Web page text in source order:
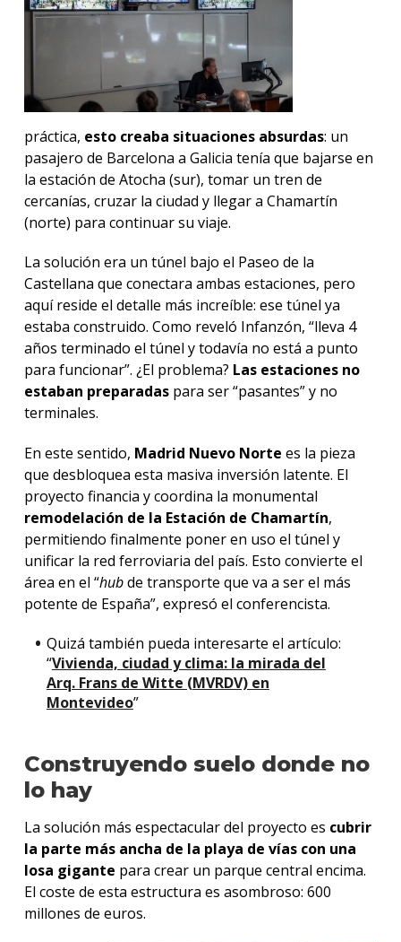
práctica, esto creaba situaciones absurdas: un
pasajero de Barcelona a Galicia tenía que bajarse en
la estación de Atocha (sur), tomar un tren de
cercanías, cruzar la ciudad y llegar a Chamartín
(norte) para continuar su viaje.
La solución era un túnel bajo el Paseo de la
Castellana que conectara ambas estaciones, pero
aquí reside el detalle más increíble: ese túnel ya
estaba construido. Como reveló Infanzón, “lleva 4
años terminado el túnel y todavía no está a punto
para funcionar”. ¿El problema? Las estaciones no
estaban preparadaspara ser “pasantes” y no
terminales.
En este sentido, Madrid Nuevo Norte es la pieza
que desbloquea esta masiva inversión latente. El
proyecto financia y coordina la monumental
remodelación de la Estación de Chamartín,
permitiendo finalmente poner en uso el túnel y
unificar la red ferroviaria del país. Esto convierte el
área en el “hubde transporte que va a ser el más
potente de España”, expresó el conferencista.
Quizá también pueda interesarte el artículo:
“Vivienda, ciudad y clima: la mirada del
Arq. Frans de Witte (MVRDV) en
Montevideo”
Construyendo suelo donde no
lo hay
La solución más espectacular del proyecto es cubrir
la parte más ancha de la playa de vías con una
losa gigante para crear un parque central encima.
El coste de esta estructura es asombroso: 600
millones de euros.